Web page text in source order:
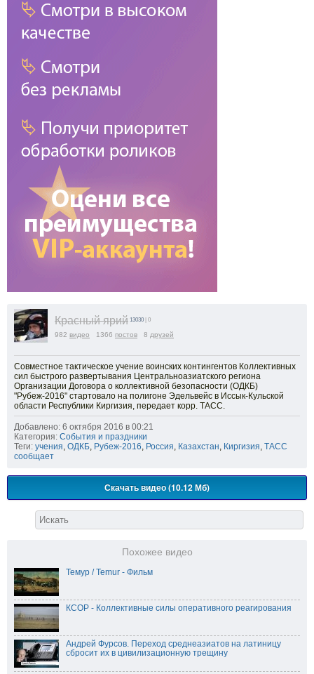
Красный ярий 13030 | 0
982 видео 1366 постов 8 друзей
Совместное тактическое учение воинских контингентов Коллективных
сил быстрого развертывания Центральноазиатского региона
Организации Договора о коллективной безопасности (ОДКБ)
"Рубеж-2016" стартовало на полигоне Эдельвейс в Иссык-Кульской
области Республики Киргизия, передает корр. ТАСС.
Добавлено: 6 октября 2016 в 00:21
Категория: События и праздники
Теги: учения, ОДКБ, Рубеж-2016, Россия, Казахстан, Киргизия, ТАСС
сообщает
Скачать видео (10.12 Мб)
Похожее видео
Темур / Temur - Фильм
КСОР - Коллективные силы оперативного реагирования
Андрей Фурсов. Переход среднеазиатов на латиницу
сбросит их в цивилизационную трещину